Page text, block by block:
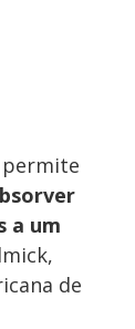
permite
a um
de